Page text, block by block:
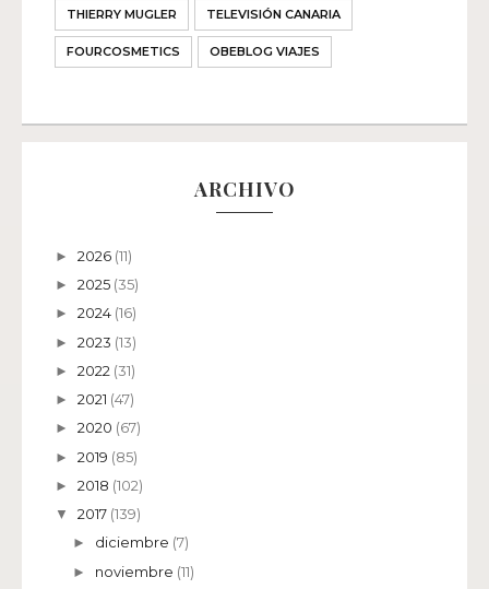
THIERRY MUGLER TELEVISIÓN CANARIA
FOURCOSMETICS OBEBLOG VIAJES
ARCHIVO
► 2026 (11)
► 2025 (35)
► 2024 (16)
► 2023 (13)
► 2022 (31)
► 2021 (47)
► 2020 (67)
► 2019 (85)
► 2018 (102)
▼ 2017 (139)
► diciembre (7)
► noviembre (11)